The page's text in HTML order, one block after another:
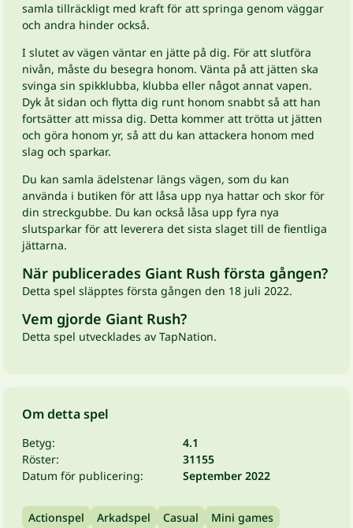
samla tillräckligt med kraft för att springa genom väggar
och andra hinder också.
I slutet av vägen väntar en jätte på dig. För att slutföra
nivån, måste du besegra honom. Vänta på att jätten ska
svinga sin spikklubba, klubba eller något annat vapen.
Dyk åt sidan och flytta dig runt honom snabbt så att han
fortsätter att missa dig. Detta kommer att trötta ut jätten
och göra honom yr, så att du kan attackera honom med
slag och sparkar.
Du kan samla ädelstenar längs vägen, som du kan
använda i butiken för att låsa upp nya hattar och skor för
din streckgubbe. Du kan också låsa upp fyra nya
slutsparkar för att leverera det sista slaget till de fientliga
jättarna.
När publicerades Giant Rush första gången?
Detta spel släpptes första gången den 18 juli 2022.
Vem gjorde Giant Rush?
Detta spel utvecklades av TapNation.
Om detta spel
Betyg:
4.1
Röster:
31155
Datum för publicering:
September 2022
Actionspel Arkadspel Casual
Mini games